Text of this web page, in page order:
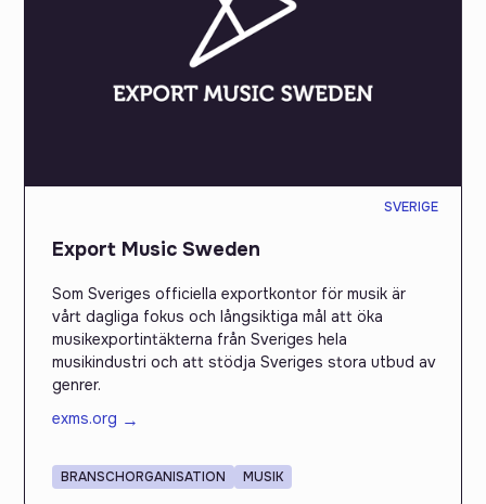
SVERIGE
Export Music Sweden
Som Sveriges officiella exportkontor för musik är
vårt dagliga fokus och långsiktiga mål att öka
musikexportintäkterna från Sveriges hela
musikindustri och att stödja Sveriges stora utbud av
genrer.
exms.org →
BRANSCHORGANISATION MUSIK